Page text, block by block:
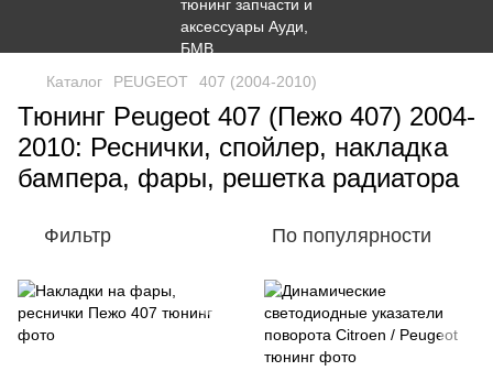
Каталог PEUGEOT 407 (2004-2010)
Тюнинг Peugeot 407 (Пежо 407) 2004-
2010: Реснички, спойлер, накладка
бампера, фары, решетка радиатора
Фильтр По популярности